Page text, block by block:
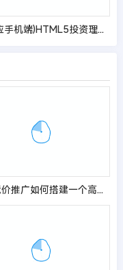
(自适应手机端)HTML5投资理财响应式海外理财投资管理类pbootcms模板
百度竞价推广如何搭建一个高转化的着陆页？